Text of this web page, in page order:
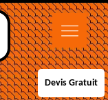
Devis Gratuit